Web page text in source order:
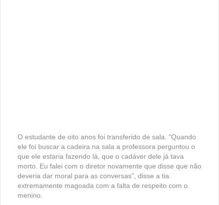
O estudante de oito anos foi transferido de sala. “Quando
ele foi buscar a cadeira na sala a professora perguntou o
que ele estaria fazendo lá, que o cadáver dele já tava
morto. Eu falei com o diretor novamente que disse que não
deveria dar moral para as conversas”, disse a tia
extremamente magoada com a falta de respeito com o
menino.